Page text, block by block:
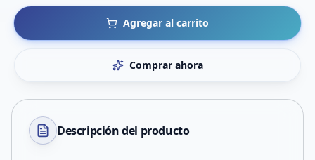
Agregar al carrito
Comprar ahora
Descripción del producto